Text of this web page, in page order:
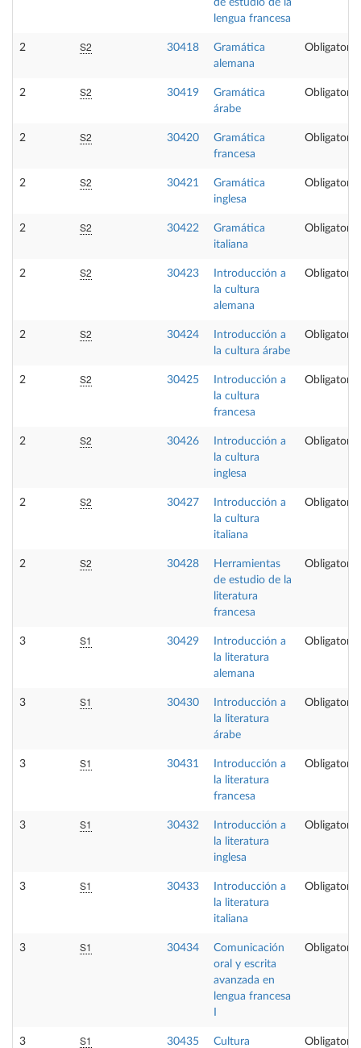
de estudio de la
lengua francesa
2 S2 30418
Gramática
alemana
Obligatoria
2 S2 30419
Gramática
árabe
Obligatoria
2 S2 30420
Gramática
francesa
Obligatoria
2 S2 30421
Gramática
inglesa
Obligatoria
2 S2 30422
Gramática
italiana
Obligatoria
2 S2 30423
Introducción a
la cultura
alemana
Obligatoria
2 S2 30424
Introducción a
la cultura árabe
Obligatoria
2 S2 30425
Introducción a
la cultura
francesa
Obligatoria
2 S2 30426
Introducción a
la cultura
inglesa
Obligatoria
2 S2 30427
Introducción a
la cultura
italiana
Obligatoria
2 S2 30428
Herramientas
de estudio de la
literatura
francesa
Obligatoria
3 S1 30429
Introducción a
la literatura
alemana
Obligatoria
3 S1 30430
Introducción a
la literatura
árabe
Obligatoria
3 S1 30431
Introducción a
la literatura
francesa
Obligatoria
3 S1 30432
Introducción a
la literatura
inglesa
Obligatoria
3 S1 30433
Introducción a
la literatura
italiana
Obligatoria
3 S1 30434
Comunicación
oral y escrita
avanzada en
lengua francesa
Obligatoria
3 S1 30435
Cultura
Obligatoria